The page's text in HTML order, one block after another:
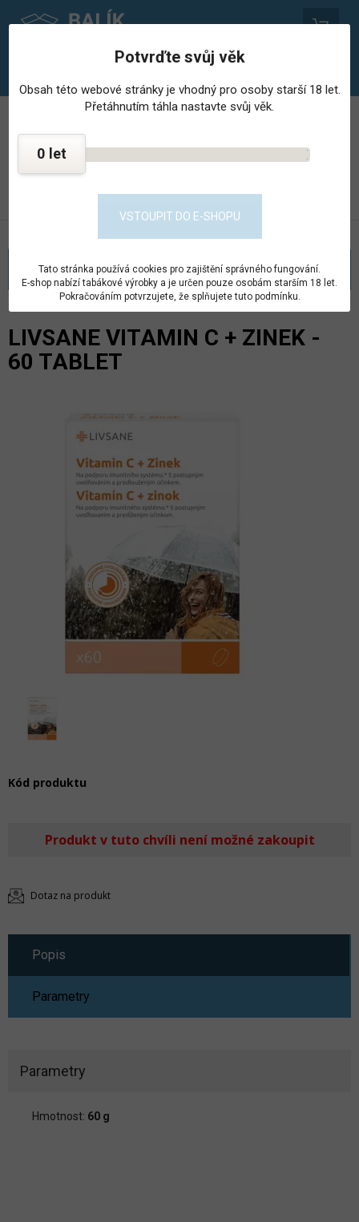
PROVOZOVNA STŘEDISKA HOSPODÁŘSKÉ ČINNNOSTI
KONTAKT
KATEGORIE
LIVSANE VITAMIN C + ZINEK -
60 TABLET
Kód produktu
Produkt v tuto chvíli není možné zakoupit
Dotaz na produkt
Popis
Parametry
Parametry
Hmotnost: 60 g
Potvrďte svůj věk
Obsah této webové stránky je vhodný pro osoby starší 18 let.
Přetáhnutím táhla nastavte svůj věk.
0
VSTOUPIT DO E-SHOPU
Tato stránka používá cookies pro zajištění správného fungování.
E-shop nabízí tabákové výrobky a je určen pouze osobám starším 18 let.
Pokračováním potvrzujete, že splňujete tuto podmínku.